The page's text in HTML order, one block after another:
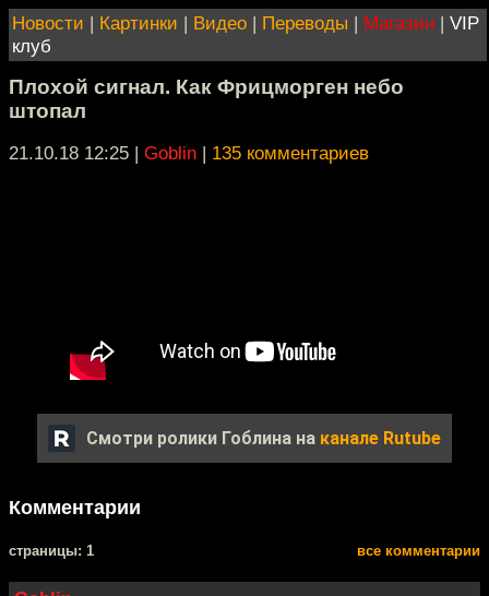
Новости | Картинки | Видео | Переводы | Магазин | VIP
клуб
Плохой сигнал. Как Фрицморген небо
штопал
21.10.18 12:25 | Goblin | 135 комментариев
Смотри ролики Гоблина на канале Rutube
Комментарии
cтраницы: 1 все комментарии